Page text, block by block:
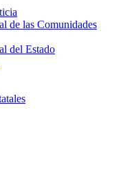
de las Comunidades
del Estado